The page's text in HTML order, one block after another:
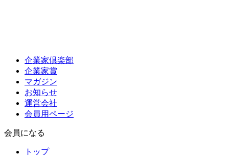
企業家倶楽部
企業家賞
マガジン
お知らせ
運営会社
会員用ページ
会員になる
トップ